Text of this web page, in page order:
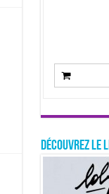
Découvrez le